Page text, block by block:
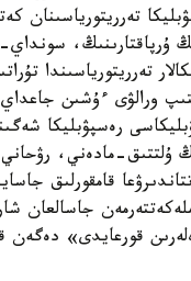
تەرريتورياسىنان
ۇرپاقتارىنىڭ،
تەرريتورياسىندا
ورالۋى ءۇشىن
رەسپۋبليكا
ۇلتتىق-مادەني،
قامقورلىق
جاسالعان
قورعايدى» دەگەن